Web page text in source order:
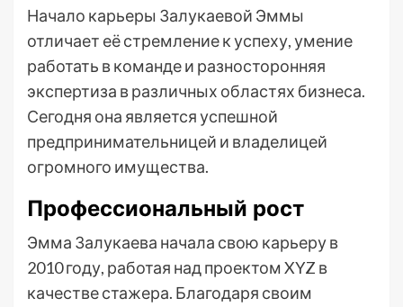
Начало карьеры Залукаевой Эммы
отличает её стремление к успеху, умение
работать в команде и разносторонняя
экспертиза в различных областях бизнеса.
Сегодня она является успешной
предпринимательницей и владелицей
огромного имущества.
Профессиональный рост
Эмма Залукаева начала свою карьеру в
2010 году, работая над проектом XYZ в
качестве стажера. Благодаря своим